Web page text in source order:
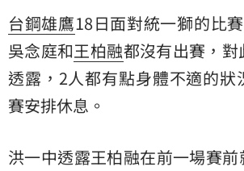
台鋼雄鷹18日面對統一獅的比
吳念庭和王柏融都沒有出賽，對
透露，2人都有點身體不適的狀
賽安排休息。
洪一中透露王柏融在前一場賽